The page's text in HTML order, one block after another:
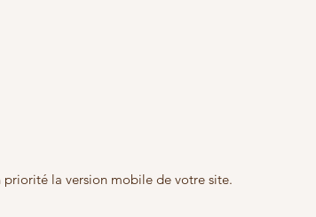
la version mobile de votre site.